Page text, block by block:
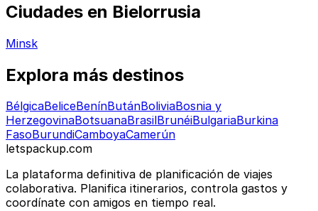
Ciudades en Bielorrusia
Minsk
Explora más destinos
BélgicaBeliceBenínButánBoliviaBosnia y
HerzegovinaBotsuanaBrasilBrunéiBulgariaBurkina
FasoBurundiCamboyaCamerún
letspackup.com
La plataforma definitiva de planificación de viajes
colaborativa. Planifica itinerarios, controla gastos y
coordínate con amigos en tiempo real.